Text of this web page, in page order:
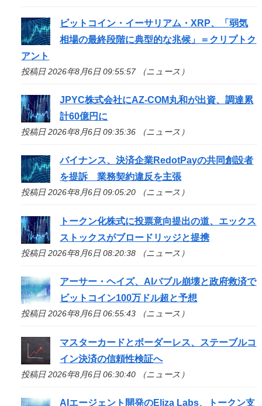
ビットコイン・イーサリアム・XRP、「弱気
相場の最終段階に典型的な兆候」＝クリプトク
アント
投稿日 2026年8月6日 09:55:57 （ニュース）
JPYC株式会社にAZ-COM丸和が出資、調達累
計60億円に
投稿日 2026年8月6日 09:35:36 （ニュース）
バイナンス、決済企業RedotPayの共同創設者
を提訴 業務契約違反を主張
投稿日 2026年8月6日 09:05:20 （ニュース）
トークン化株式に投票意向提出の道、エックス
ストックスがブロードリッジと提携
投稿日 2026年8月6日 08:20:38 （ニュース）
アーサー・ヘイズ、AIバブル崩壊と政府救済で
ビットコイン100万ドル超と予想
投稿日 2026年8月6日 06:55:43 （ニュース）
マスターカードとボーダーレス、ステーブルコ
イン決済の信頼性検証へ
投稿日 2026年8月6日 06:30:40 （ニュース）
AIエージェント開発のEliza Labs、トークン支